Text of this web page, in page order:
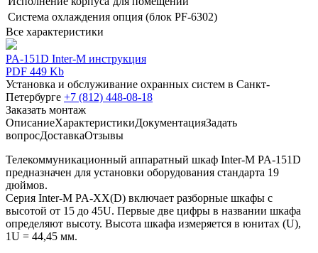
Система охлаждения опция (блок PF-6302)
Все характеристики
PA-151D Inter-M инструкция
PDF 449 Kb
Установка и обслуживание охранных систем в Санкт-
Петербурге +7 (812) 448-08-18
Заказать монтаж
ОписаниеХарактеристикиДокументацияЗадать
вопросДоставкаОтзывы
Телекоммуникационный аппаратный шкаф Inter-M PA-151D
предназначен для установки оборудования стандарта 19
дюймов.
Серия Inter-M PA-XX(D) включает разборные шкафы с
высотой от 15 до 45U. Первые две цифры в названии шкафа
определяют высоту. Высота шкафа измеряется в юнитах (U),
1U = 44,45 мм.